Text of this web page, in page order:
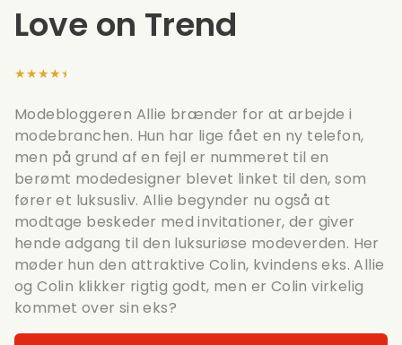
Love on Trend
★★★★★
Modebloggeren Allie brænder for at arbejde i
modebranchen. Hun har lige fået en ny telefon,
men på grund af en fejl er nummeret til en
berømt modedesigner blevet linket til den, som
fører et luksusliv. Allie begynder nu også at
modtage beskeder med invitationer, der giver
hende adgang til den luksuriøse modeverden. Her
møder hun den attraktive Colin, kvindens eks. Allie
og Colin klikker rigtig godt, men er Colin virkelig
kommet over sin eks?